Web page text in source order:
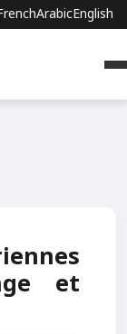
ArabicEnglish
et